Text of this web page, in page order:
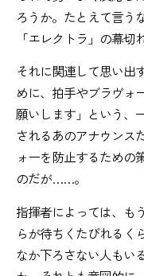
ろうか。たとえて言う
「エレクトラ」の幕
それに関連して思い出
めに、拍手やブラヴォ
願いします」という、
されるあのアナウンス
ォーを防止するための
のだが……。
指揮者によっては、も
らが待ちくたびれるく
なか下ろさない人もい